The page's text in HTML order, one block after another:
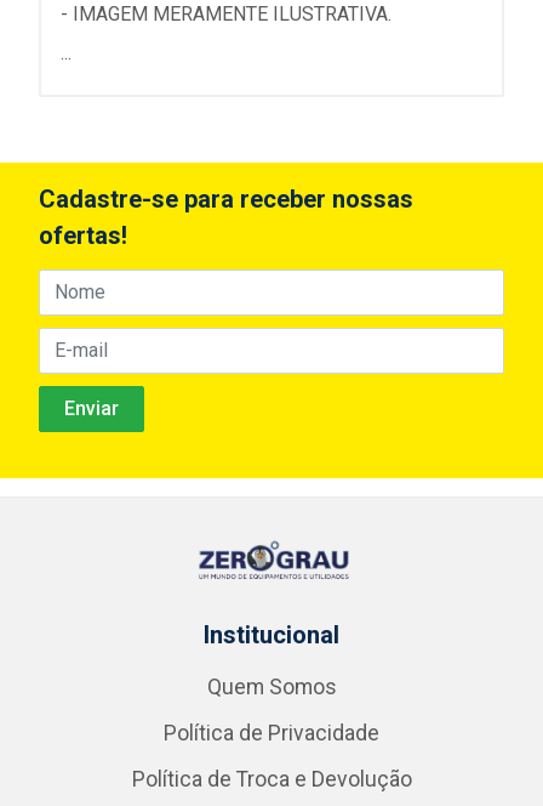
- IMAGEM MERAMENTE ILUSTRATIVA.
Cadastre-se para receber nossas
ofertas!
Institucional
Quem Somos
Política de Privacidade
Política de Troca e Devolução